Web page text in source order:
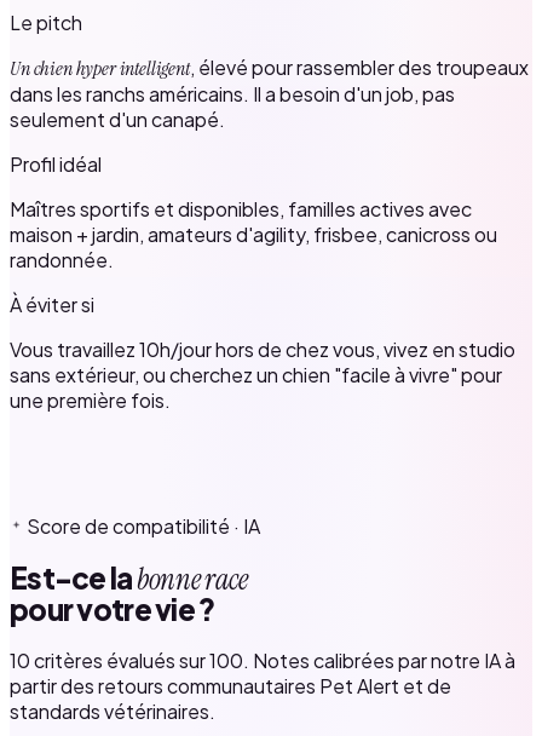
Le pitch
Un chien hyper intelligent, élevé pour rassembler des troupeaux
dans les ranchs américains. Il a besoin d'un job, pas
seulement d'un canapé.
Profil idéal
Maîtres sportifs et disponibles, familles actives avec
maison + jardin, amateurs d'agility, frisbee, canicross ou
randonnée.
À éviter si
Vous travaillez 10h/jour hors de chez vous, vivez en studio
sans extérieur, ou cherchez un chien "facile à vivre" pour
une première fois.
Score de compatibilité · IA
Est-ce labonne race
pour votre vie ?
10 critères évalués sur 100. Notes calibrées par notre IA à
partir des retours communautaires Pet Alert et de
standards vétérinaires.